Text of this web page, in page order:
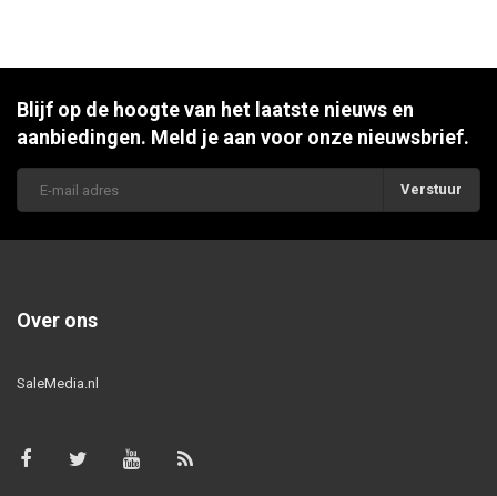
Blijf op de hoogte van het laatste nieuws en
aanbiedingen. Meld je aan voor onze nieuwsbrief.
Verstuur
Over ons
SaleMedia.nl